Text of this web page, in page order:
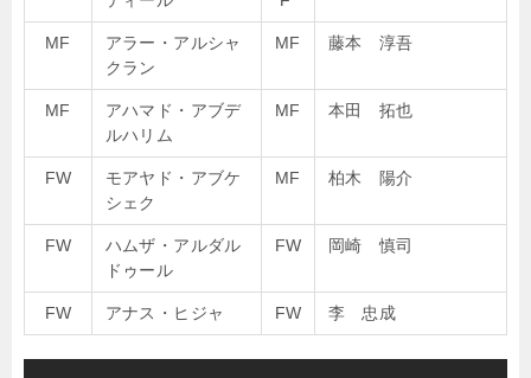
MF
アラー・アルシャ
クラン
MF 藤本 淳吾
MF
アハマド・アブデ
ルハリム
MF 本田 拓也
FW
モアヤド・アブケ
シェク
MF 柏木 陽介
FW
ハムザ・アルダル
ドゥール
FW 岡崎 慎司
FW アナス・ヒジャ FW 李 忠成